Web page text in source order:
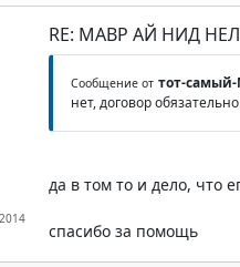
RE: МАВР АЙ НИД
Сообщение от тот-
нет, договор
да в том то и дело, что
спасибо за помощь